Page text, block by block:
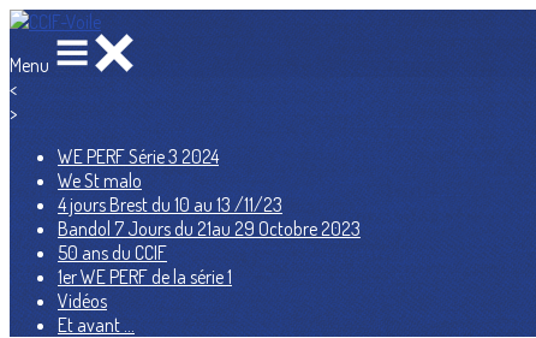
Menu
<
>
WE PERF Série 3 2024
We St malo
4 jours Brest du 10 au 13 /11/23
Bandol 7 Jours du 21au 29 Octobre 2023
50 ans du CCIF
1er WE PERF de la série 1
Vidéos
Et avant ...